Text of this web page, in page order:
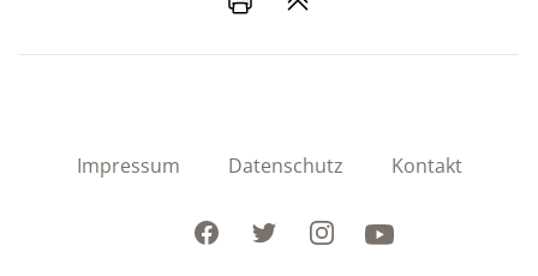
Impressum Datenschutz Kontakt
FacebookTwitterInstagramYoutube